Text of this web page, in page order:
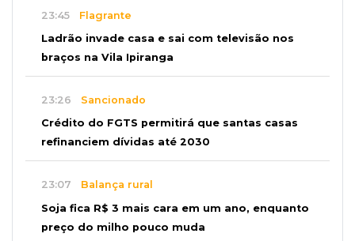
23:45 Flagrante
Ladrão invade casa e sai com televisão nos
braços na Vila Ipiranga
23:26 Sancionado
Crédito do FGTS permitirá que santas casas
refinanciem dívidas até 2030
23:07 Balança rural
Soja fica R$ 3 mais cara em um ano, enquanto
preço do milho pouco muda